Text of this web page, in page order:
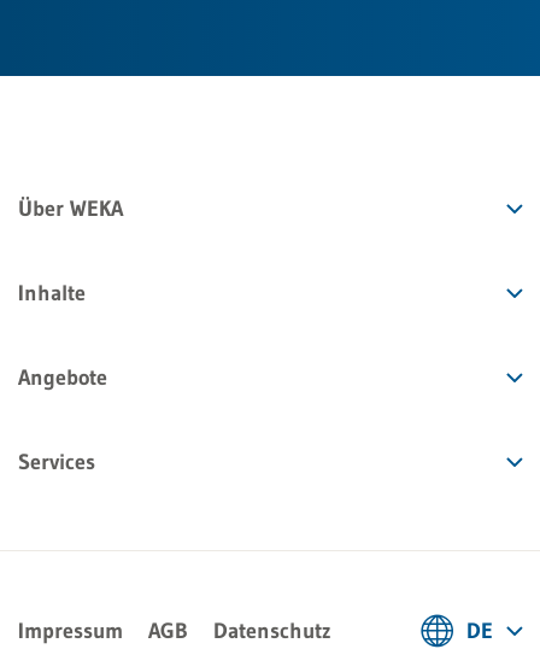
Über WEKA
Inhalte
Angebote
Services
Impressum AGB Datenschutz DE